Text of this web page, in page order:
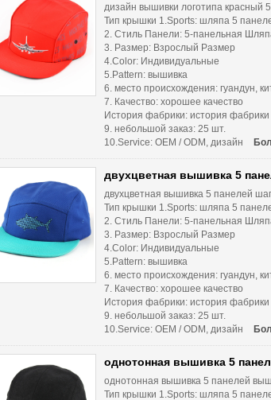
дизайн вышивки логотипа красный
Тип крышки 1.Sports: шляпа 5
2. Стиль Панели: 5-панельная
3. Размер: Взрослый Размер
4.Color: Индивидуальные
5.Pattern: вышивка
6. место происхождения: гуандун,
7. Качество: хорошее качество
История фабрики: история фабрики
9. небольшой заказ: 25 шт.
10.Service: OEM / ODM, дизайн
двухцветная вышивка 5
двухцветная вышивка 5 панелей
Тип крышки 1.Sports: шляпа 5
2. Стиль Панели: 5-панельная
3. Размер: Взрослый Размер
4.Color: Индивидуальные
5.Pattern: вышивка
6. место происхождения: гуандун,
7. Качество: хорошее качество
История фабрики: история фабрики
9. небольшой заказ: 25 шт.
10.Service: OEM / ODM, дизайн
однотонная вышивка 5
однотонная вышивка 5 панелей
Тип крышки 1.Sports: шляпа 5